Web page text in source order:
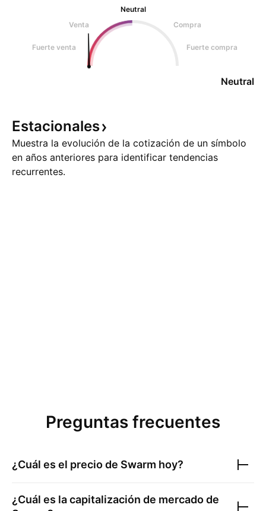
Neutral
Venta
Compra
Fuerte venta Fuerte compra
Neutral
Estacionales
Muestra la evolución de la cotización de un símbolo
en años anteriores para identificar tendencias
recurrentes.
Preguntas frecuentes
¿Cuál es el precio de Swarm hoy?
¿Cuál es la capitalización de mercado de